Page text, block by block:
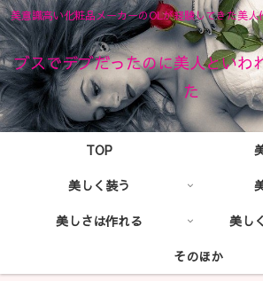
美意識高い化粧品メーカーのOLが経験してきた美
ブスでデブだったのに美人といわ
た
TOP
美しく装う
美しさは作れる
美し
そのほか